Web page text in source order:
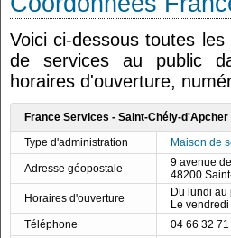
Voici ci-dessous toutes
de services au public
horaires d'ouverture,
France Services - Saint-Chély-d'Apcher
Type d'administration
Maison de
Adresse géopostale
9 avenue
48200
Horaires d'ouverture
Du lundi
Le
Téléphone
04 66 32 71